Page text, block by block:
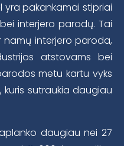
yra pakankamai stipriai
interjero parodų. Tai
namų interjero paroda,
atstovams bei
metu kartu vyks
sutraukia daugiau
daugiau nei 27